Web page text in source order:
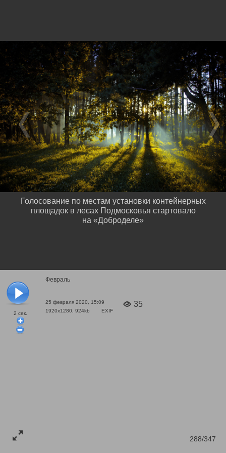
2 сек.
Февраль
25 февраля 2020, 15:09
1920x1280, 924kb
EXIF
35
288/347
Голосование по местам установки контейнерных
площадок в лесах Подмосковья стартовало
на «Доброделе»